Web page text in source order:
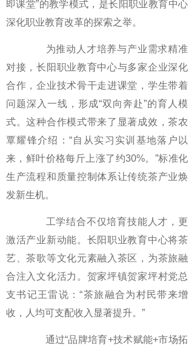
即课堂”的教学模式，是长阳职业教育中心
深化职业教育改革的探索之举。
为推动人才培养与产业需求精准
对接，长阳职业教育中心与多家企业深化
合作，企业技术骨干走进课堂，学生带着
问题深入一线，形成“双向奔赴”的育人模
式。这种合作模式带来了显著成效，茶农
覃耀锋介绍：“自从实习实训基地落户以
来，鲜叶价格每斤上涨了约30%。”标准化
生产流程和质量控制体系让传统茶产业焕
发新生机。
工学结合不仅培育技能人才，更
激活产业新动能。长阳职业教育中心将茶
艺、茶歌等文化元素融入茶区，为茶旅融
合注入文化活力。贺家坪镇贺家坪村党总
支书记王雷说：“茶旅融合为村民带来增
收，人均可支配收入显著提升。”
通过“品牌培育+技术赋能+市场拓